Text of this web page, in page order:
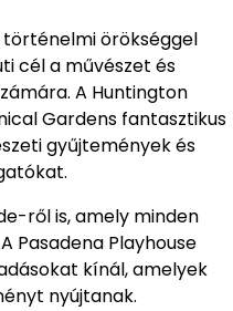
történelmi örökséggel
cél a művészet és
A Huntington
Gardens fantasztikus
gyűjtemények és
ről is, amely minden
Pasadena Playhouse
kínál, amelyek
nyújtanak.